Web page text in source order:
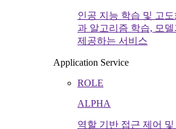
인공 지능 학습 및 고
과 알고리즘 학습, 모
제공하는 서비스
Application Service
ROLE
ALPHA
역할 기반 접근 제어